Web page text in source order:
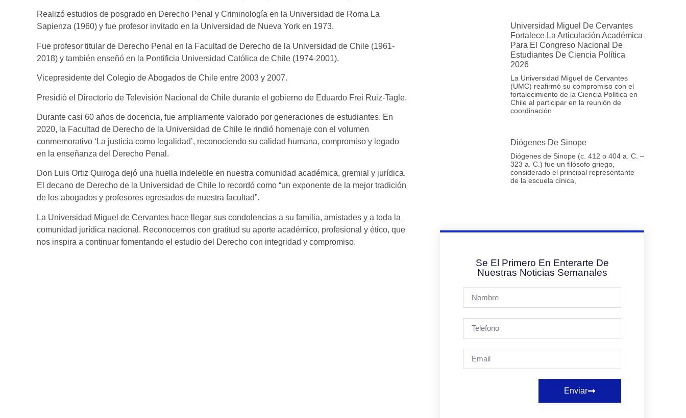
Realizó estudios de posgrado en Derecho Penal y Criminología en la Universidad de Roma La
Sapienza (1960) y fue profesor invitado en la Universidad de Nueva York en 1973.
Fue profesor titular de Derecho Penal en la Facultad de Derecho de la Universidad de Chile (1961-
2018) y también enseñó en la Pontificia Universidad Católica de Chile (1974-2001).
Vicepresidente del Colegio de Abogados de Chile entre 2003 y 2007.
Presidió el Directorio de Televisión Nacional de Chile durante el gobierno de Eduardo Frei Ruiz-Tagle.
Durante casi 60 años de docencia, fue ampliamente valorado por generaciones de estudiantes. En
2020, la Facultad de Derecho de la Universidad de Chile le rindió homenaje con el volumen
conmemorativo ‘La justicia como legalidad’, reconociendo su calidad humana, compromiso y legado
en la enseñanza del Derecho Penal.
Don Luis Ortiz Quiroga dejó una huella indeleble en nuestra comunidad académica, gremial y jurídica.
El decano de Derecho de la Universidad de Chile lo recordó como “un exponente de la mejor tradición
de los abogados y profesores egresados de nuestra facultad”.
La Universidad Miguel de Cervantes hace llegar sus condolencias a su familia, amistades y a toda la
comunidad jurídica nacional. Reconocemos con gratitud su aporte académico, profesional y ético, que
nos inspira a continuar fomentando el estudio del Derecho con integridad y compromiso.
Universidad Miguel De Cervantes
Fortalece La Articulación Académica
Para El Congreso Nacional De
Estudiantes De Ciencia Política
2026
La Universidad Miguel de Cervantes
(UMC) reafirmó su compromiso con el
fortalecimiento de la Ciencia Política en
Chile al participar en la reunión de
coordinación
Diógenes De Sinope
Diógenes de Sinope (c. 412 o 404 a. C. –
323 a. C.) fue un filósofo griego,
considerado el principal representante
de la escuela cínica,
Se El Primero En Enterarte De
Nuestras Noticias Semanales
Enviar